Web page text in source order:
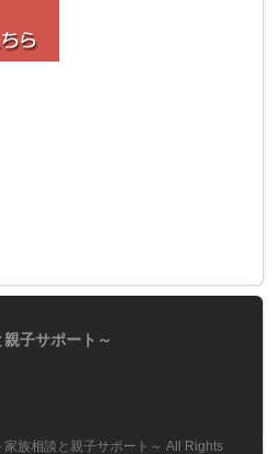
子サポート～
族相談と親子サポート～ All Rights